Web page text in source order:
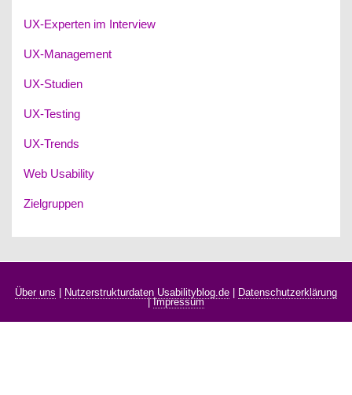
UX-Experten im Interview
UX-Management
UX-Studien
UX-Testing
UX-Trends
Web Usability
Zielgruppen
Über uns Nutzerstrukturdaten Usabilityblog.de
Datenschutzerklärung
|Impressum